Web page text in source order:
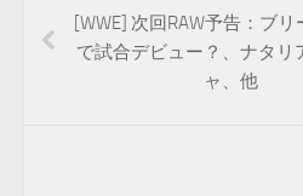
[WWE] 次回RAW予告：ブリ
で試合デビュー？、ナタリ
ャ、他